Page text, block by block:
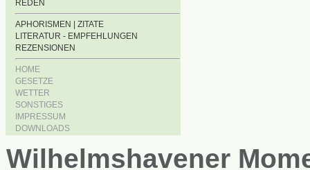
REDEN
APHORISMEN | ZITATE
LITERATUR - EMPFEHLUNGEN
REZENSIONEN
HOME
GESETZE
WETTER
SONSTIGES
IMPRESSUM
DOWNLOADS
Wilhelmshavener